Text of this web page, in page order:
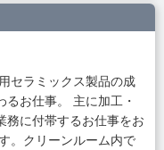
セラミックス製品の成
お仕事。 主に加工・
務に付帯するお仕事をお
。クリーンルーム内で